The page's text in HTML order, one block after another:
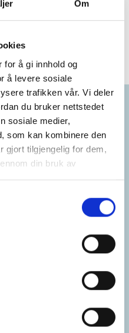
Om
for å gi innhold og
å levere sosiale
trafikken vår. Vi deler
du bruker nettstedet
sosiale medier,
som kan kombinere den
gjort tilgjengelig for dem,
din bruk av
til Golftinget som
Se